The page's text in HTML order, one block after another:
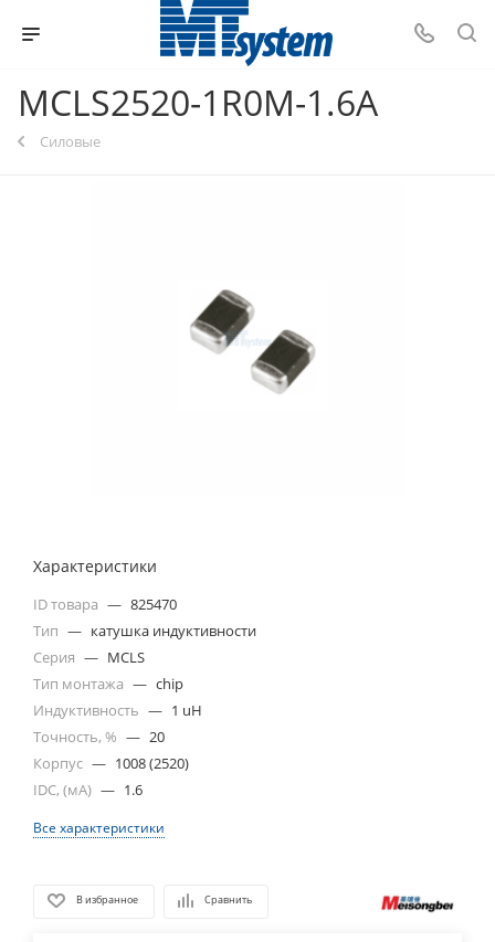
MCLS2520-1R0M-1.6A
Силовые
Характеристики
ID товара — 825470
Тип — катушка индуктивности
Серия — MCLS
Тип монтажа — chip
Индуктивность — 1 uH
Точность, % — 20
Корпус — 1008 (2520)
IDC, (мА) — 1.6
Все характеристики
В избранное Сравнить